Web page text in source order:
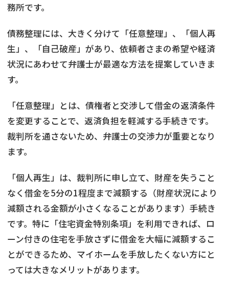
務所です。
債務整理には、大きく分けて「任意整理」、「個人再
生」、「自己破産」があり、依頼者さまの希望や経済
状況にあわせて弁護士が最適な方法を提案していきま
す。
「任意整理」とは、債権者と交渉して借金の返済条件
を変更することで、返済負担を軽減する手続きです。
裁判所を通さないため、弁護士の交渉力が重要となり
ます。
「個人再生」は、裁判所に申し立て、財産を失うこと
なく借金を5分の1程度まで減額する（財産状況により
減額される金額が小さくなることがあります）手続き
です。特に「住宅資金特別条項」を利用できれば、ロ
ーン付きの住宅を手放さずに借金を大幅に減額するこ
とができるため、マイホームを手放したくない方にと
っては大きなメリットがあります。